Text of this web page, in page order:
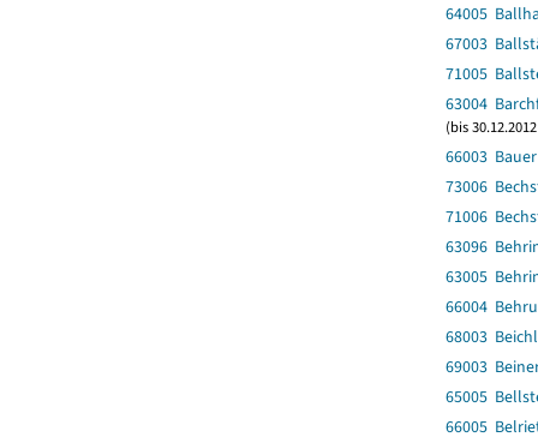
64005
67003
71005
63004
(bis
66003
73006
71006
63096
63005
66004
68003
69003
65005
66005